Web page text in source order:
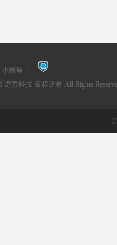
小黑屋
野芯科技 版权所有 All Rights